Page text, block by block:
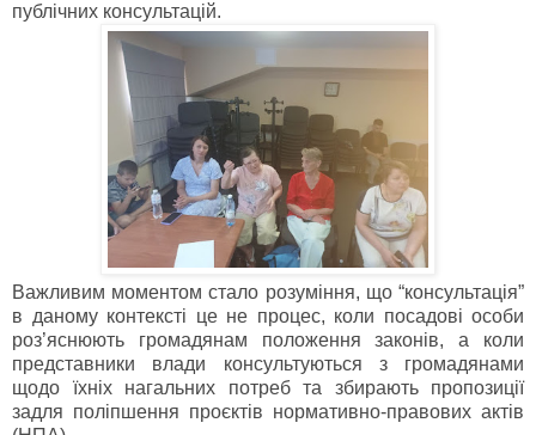
публічних консультацій.
Важливим моментом стало розуміння, що “консультація”
в даному контексті це не процес, коли посадові особи
роз’яснюють громадянам положення законів, а коли
представники влади консультуються з громадянами
щодо їхніх нагальних потреб та збирають пропозиції
задля поліпшення проєктів нормативно-правових актів